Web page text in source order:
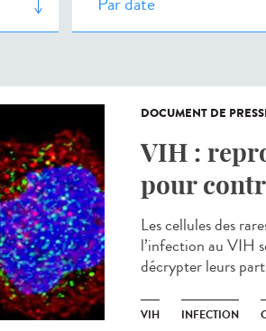
DOCUMENT DE
VIH :
pour
Les cellules des
l’infection au VIH
décrypter leurs
VIH INFECTION